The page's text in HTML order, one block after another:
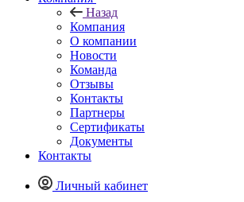
Назад
Компания
О компании
Новости
Команда
Отзывы
Контакты
Партнеры
Сертификаты
Документы
Контакты
Личный кабинет